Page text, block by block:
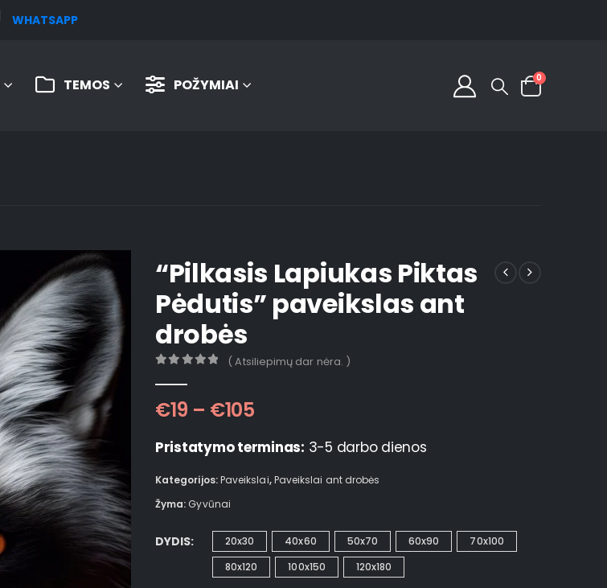
WHATSAPP
TEMOS POŽYMIAI 0
“Pilkasis Lapiukas Piktas
Pėdutis” paveikslas ant
drobės
( Atsiliepimų dar nėra. )
€19 – €105
Pristatymo terminas: 3-5 darbo dienos
Kategorijos:Paveikslai,Paveikslai ant drobės
Žyma: Gyvūnai
DYDIS 20x30 40x60 50x70 60x90
70x100
80x120
100x150 120x180